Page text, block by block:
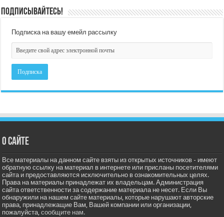
Подписывайтесь!
Подписка на вашу емейл рассылку
О сайте
Все материалы на данном сайте взяты из открытых источников - имеют
обратную ссылку на материал в интернете или присланы посетителями
сайта и предоставляются исключительно в ознакомительных целях.
Права на материалы принадлежат их владельцам. Администрация
сайта ответственности за содержание материала не несет. Если Вы
обнаружили на нашем сайте материалы, которые нарушают авторские
права, принадлежащие Вам, Вашей компании или организации,
пожалуйста,сообщите нам.